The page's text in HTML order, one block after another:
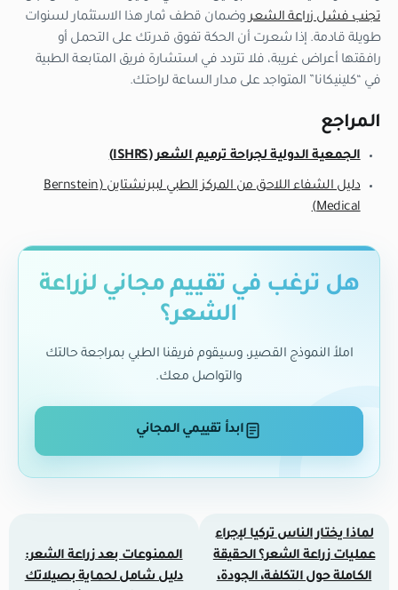
تجنب فشل زراعة الشعروضمان قطف ثمار هذا الاستثمار لسنوات
طويلة قادمة. إذا شعرت أن الحكة تفوق قدرتك على التحمل أو
رافقتها أعراض غريبة، فلا تتردد في استشارة فريق المتابعة الطبية
في “كلينيكانا” المتواجد على مدار الساعة لراحتك.
المراجع
الجمعية الدولية لجراحة ترميم الشعر (ISHRS)
دليل الشفاء اللاحق من المركز الطبي لببرنشتاين (Bernstein
Medical)
هل ترغب في تقييم مجاني لزراعة
الشعر؟
املأ النموذج القصير، وسيقوم فريقنا الطبي بمراجعة حالتك
والتواصل معك.
ابدأ تقييمي المجاني
لماذا يختار الناس تركيا لإجراء
عمليات زراعة الشعر؟ الحقيقة
الكاملة حول التكلفة، الجودة،
الممنوعات بعد زراعة الشعر:
دليل شامل لحماية بصيلاتك